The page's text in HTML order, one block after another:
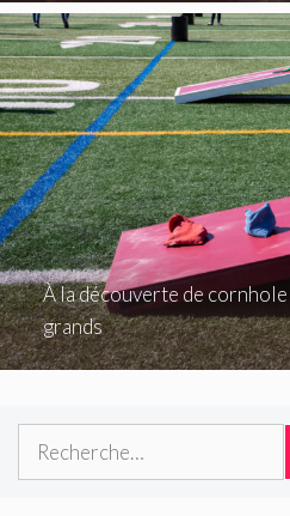
À la découverte de
grands
Rechercher :